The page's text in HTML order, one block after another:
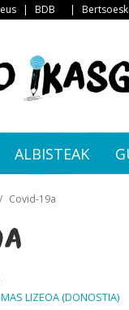
| BDB |
ALBISTEAK
Covid-19a
LIZEOA (DONOSTIA)